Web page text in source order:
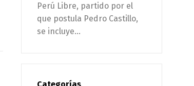
Perú Libre, partido por el
que postula Pedro Castillo,
se incluye...